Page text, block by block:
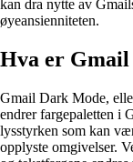
kan dra nytte av
øyeansienniteten.
Hva er
Gmail Dark Mode,
endrer fargepaletten i
lysstyrken som kan
opplyste omgivelser.